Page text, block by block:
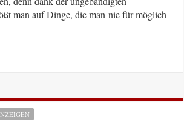
man auf Dinge, die man nie für möglich